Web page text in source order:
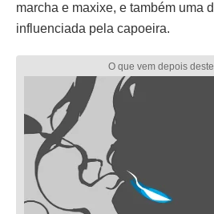
marcha e maxixe, e também uma
influenciada pela capoeira.